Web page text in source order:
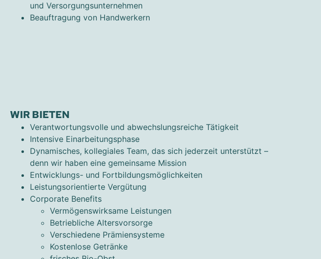
und Versorgungsunternehmen
Beauftragung von Handwerkern
WIR BIETEN
Verantwortungsvolle und abwechslungsreiche Tätigkeit
Intensive Einarbeitungsphase
Dynamisches, kollegiales Team, das sich jederzeit unterstützt –
denn wir haben eine gemeinsame Mission
Entwicklungs- und Fortbildungsmöglichkeiten
Leistungsorientierte Vergütung
Corporate Benefits
Vermögenswirksame Leistungen
Betriebliche Altersvorsorge
Verschiedene Prämiensysteme
Kostenlose Getränke